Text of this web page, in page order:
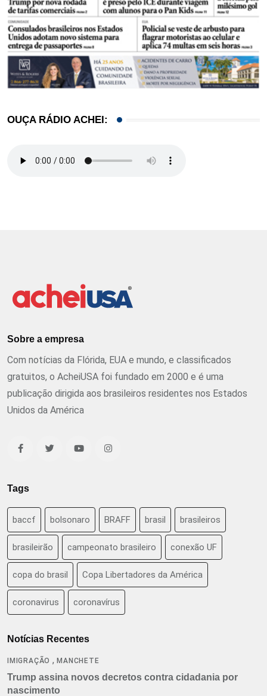
OUÇA RÁDIO ACHEI:
Sobre a empresa
Com notícias da Flórida, EUA e mundo, e classificados
gratuitos, o AcheiUSA foi fundado em 2000 e é uma
publicação dirigida aos brasileiros residentes nos Estados
Unidos da América
Tags
baccf bolsonaro BRAFF brasil brasileiros
brasileirão campeonato brasileiro conexão UF
copa do brasil Copa Libertadores da América
coronavirus coronavírus
Notícias Recentes
IMIGRAÇÃO ,MANCHETE
Trump assina novos decretos contra cidadania por
nascimento